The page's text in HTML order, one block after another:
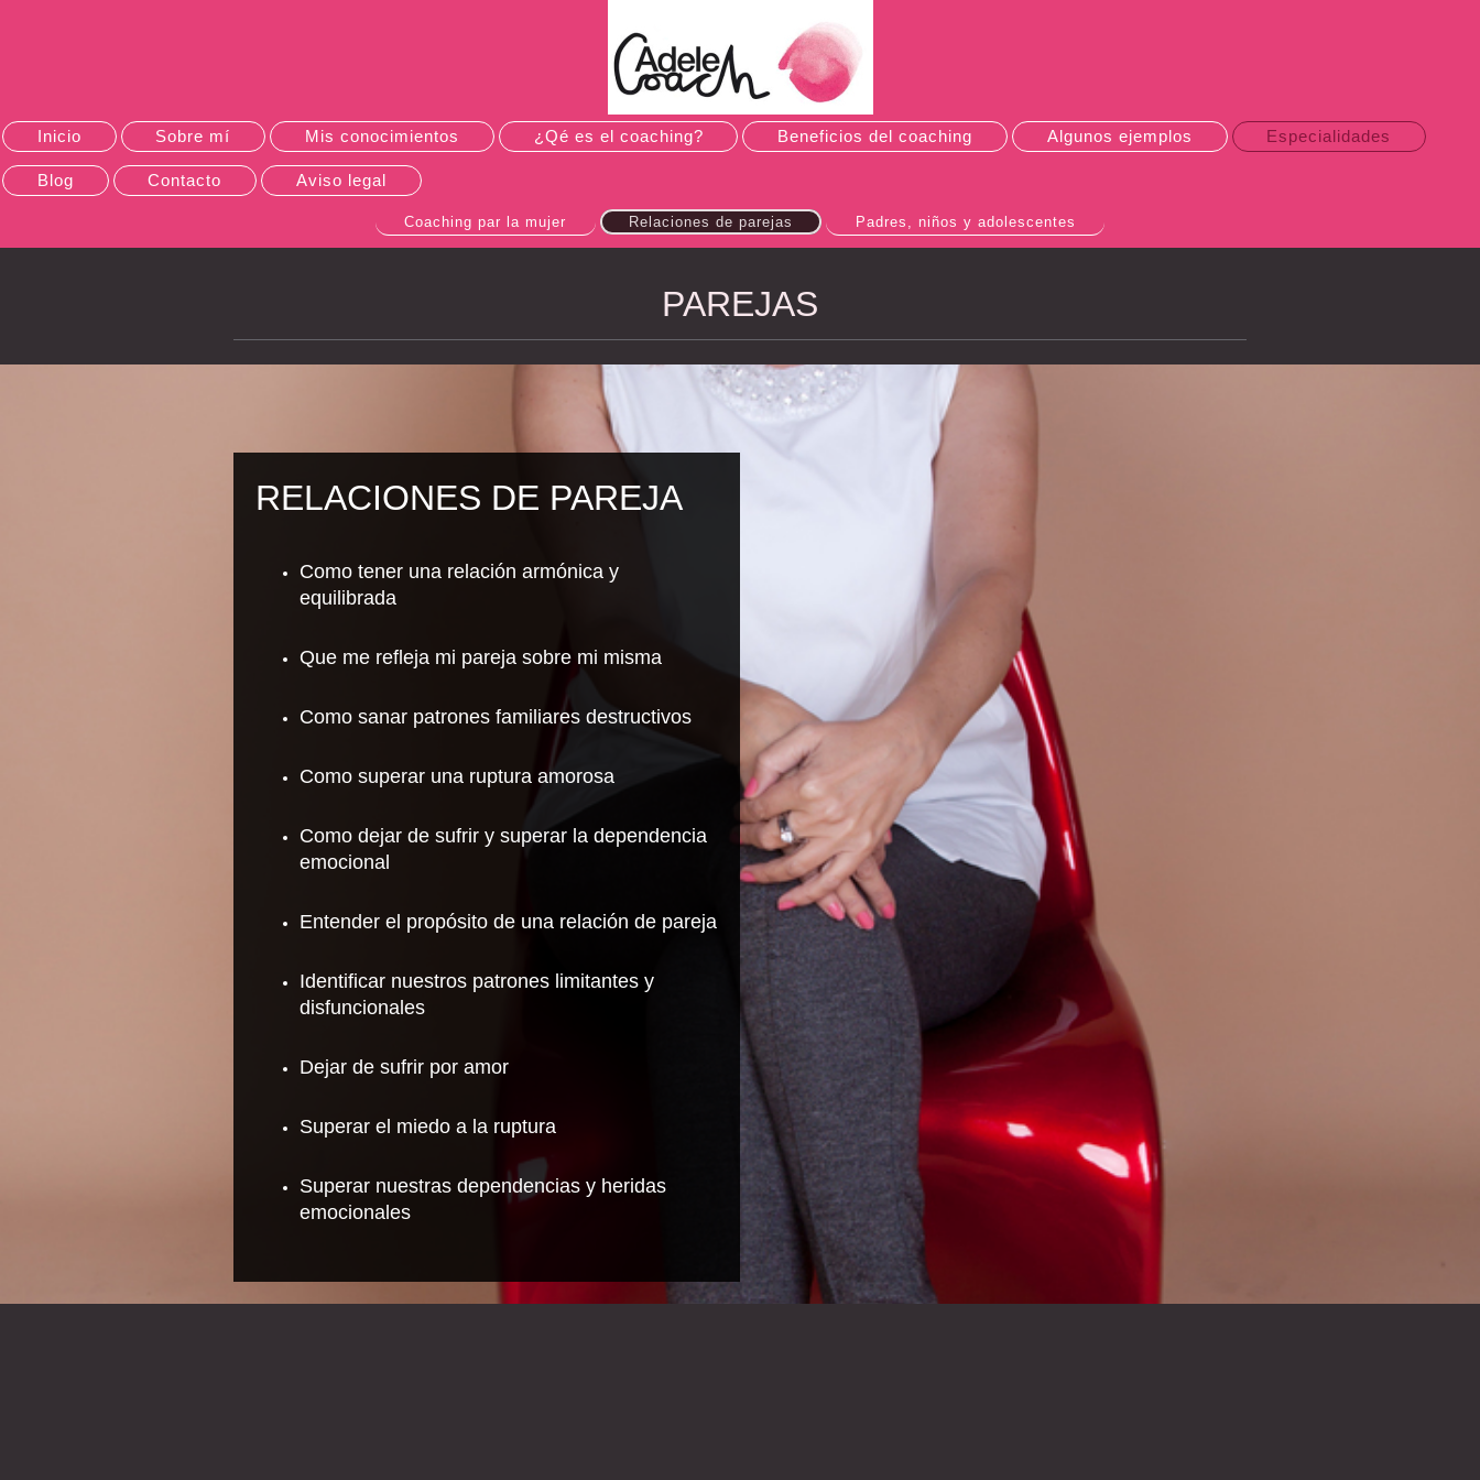
Inicio Sobre mí Mis conocimientos ¿Qé es el coaching? Beneficios del coaching Algunos ejemplos Especialidades
Blog Contacto Aviso legal
Coaching par la mujer Relaciones de parejas Padres, niños y adolescentes
PAREJAS
RELACIONES DE PAREJA
Como tener una relación armónica y
equilibrada
Que me refleja mi pareja sobre mi misma
Como sanar patrones familiares destructivos
Como superar una ruptura amorosa
Como dejar de sufrir y superar la dependencia
emocional
Entender el propósito de una relación de pareja
Identificar nuestros patrones limitantes y
disfuncionales
Dejar de sufrir por amor
Superar el miedo a la ruptura
Superar nuestras dependencias y heridas
emocionales